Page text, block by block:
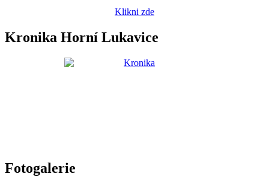
Klikni zde
Kronika Horní Lukavice
Fotogalerie